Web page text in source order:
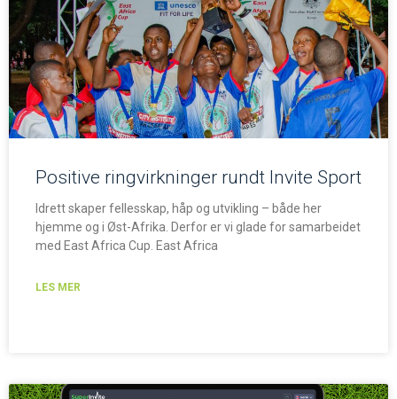
Positive ringvirkninger rundt Invite Sport
Idrett skaper fellesskap, håp og utvikling – både her
hjemme og i Øst-Afrika. Derfor er vi glade for samarbeidet
med East Africa Cup. East Africa
LES MER